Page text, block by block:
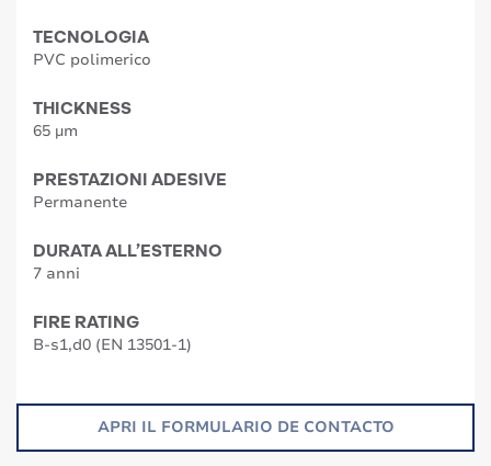
TECNOLOGIA
PVC polimerico
THICKNESS
65 µm
PRESTAZIONI ADESIVE
Permanente
DURATA ALL’ESTERNO
7 anni
FIRE RATING
B-s1,d0 (EN 13501-1)
APRI IL FORMULARIO DE CONTACTO